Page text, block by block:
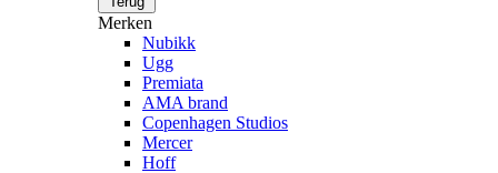
Merken
Nubikk
Ugg
Premiata
AMA brand
Copenhagen Studios
Mercer
Hoff